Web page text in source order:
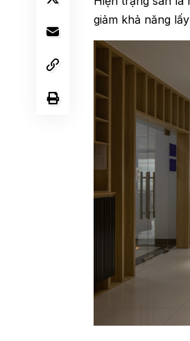
giảm khả năng